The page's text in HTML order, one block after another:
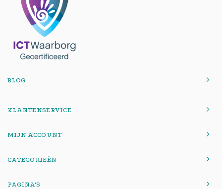
BLOG
KLANTENSERVICE
MIJN ACCOUNT
CATEGORIEËN
PAGINA'S